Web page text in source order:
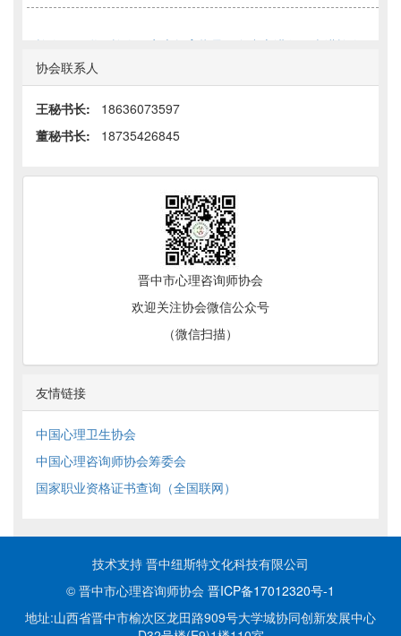
榆次区妇联、榆次区家庭教育指导服务中心讲师团走进榆次区
顺城街小学
2019年5月17日，榆次区妇联、榆次
2021-01-23
市图书馆
榆次区妇联、榆次区家庭教育指导服务中心讲师团 平遥古城
榆次区妇联家庭教育指导服务中心讲师团进行第二届讲师授证
暨内训活动
2019年10月6日，榆次
榆次区妇联、榆次区家庭教育指导服务中心讲师团走进中国移
2019年4月11日，榆次区妇联、榆次
2021-01-16
第五幼儿园
协会联系人
王秘书长: 18636073597
董秘书长: 18735426845
晋中市心理咨询师协会
欢迎关注协会微信公众号
（微信扫描）
友情链接
中国心理卫生协会
中国心理咨询师协会筹委会
国家职业资格证书查询（全国联网）
技术支持 晋中纽斯特文化科技有限公司
© 晋中市心理咨询师协会 晋ICP备17012320号-1
地址:山西省晋中市榆次区龙田路909号大学城协同创新发展中心